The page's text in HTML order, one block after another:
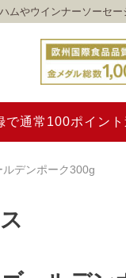
やウインナーソーセー
通常100ポイン
デンポーク300g